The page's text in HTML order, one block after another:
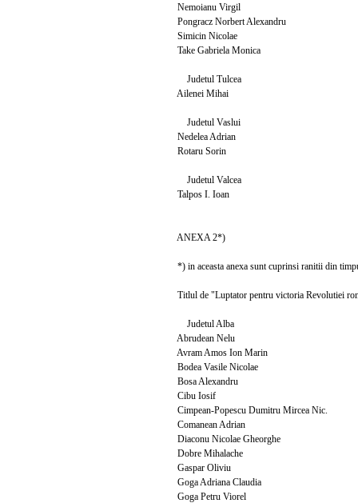
Nemoianu Virgil
Pongracz Norbert Alexandru
Simicin Nicolae
Take Gabriela Monica
Judetul Tulcea
Ailenei Mihai
Judetul Vaslui
Nedelea Adrian
Rotaru Sorin
Judetul Valcea
Talpos I. Ioan
ANEXA 2*)
*) in aceasta anexa sunt cuprinsi ranitii din
Titlul de "Luptator pentru victoria Revolutiei
Judetul Alba
Abrudean Nelu
Avram Amos Ion Marin
Bodea Vasile Nicolae
Bosa Alexandru
Cibu Iosif
Cimpean-Popescu Dumitru Mircea Nic.
Comanean Adrian
Diaconu Nicolae Gheorghe
Dobre Mihalache
Gaspar Oliviu
Goga Adriana Claudia
Goga Petru Viorel